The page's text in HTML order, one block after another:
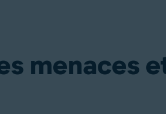
menaces